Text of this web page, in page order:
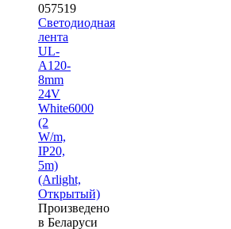
057519
Светодиодная
лента
UL-
A120-
8mm
24V
White6000
(2
W/m,
IP20,
5m)
(Arlight,
Открытый)
Произведено
в Беларуси